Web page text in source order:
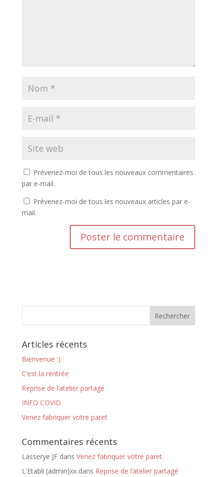
Prévenez-moi de tous les nouveaux commentaires
par e-mail.
Prévenez-moi de tous les nouveaux articles par e-
mail.
Articles récents
Bienvenue :)
C’est la rentrée
Reprise de l’atelier partagé
INFO COVID
Venez fabriquer votre paret
Commentaires récents
Lasserye JFdans Venez fabriquer votre paret
L'Etabli (admin)xxdans Reprise de l’atelier partagé